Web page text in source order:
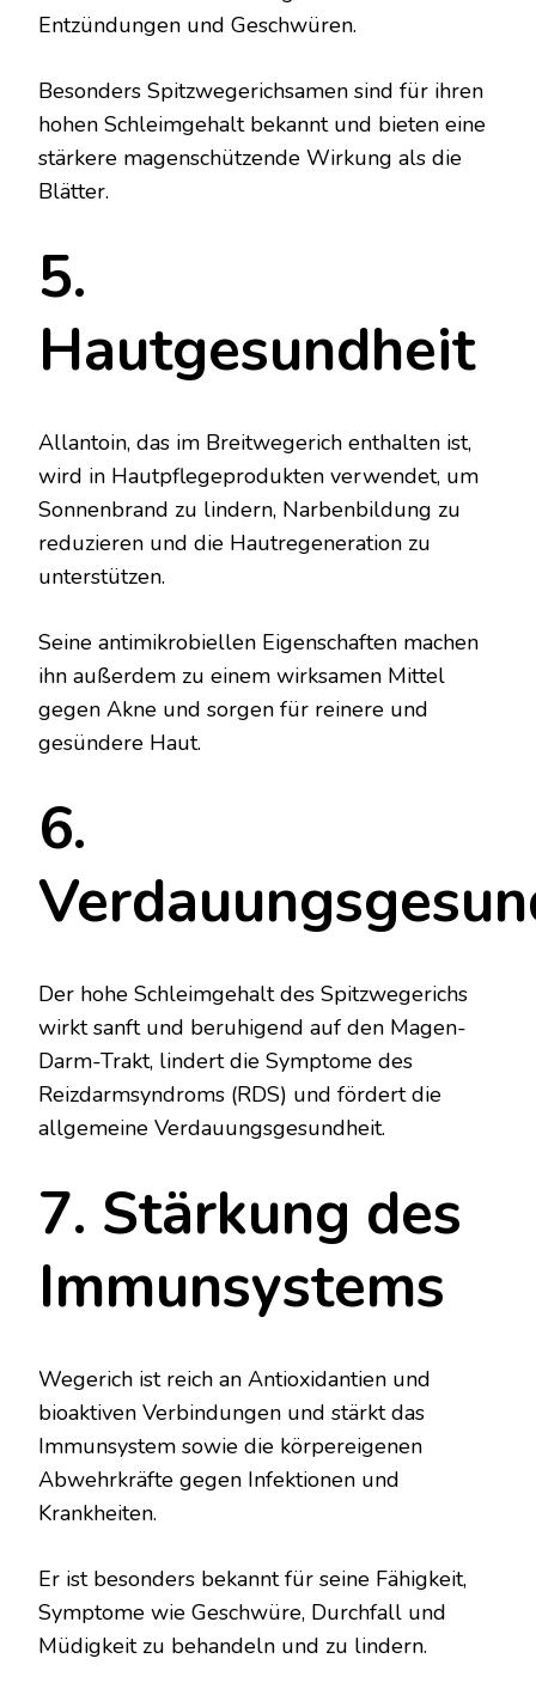
Entzündungen und Geschwüren.
Besonders Spitzwegerichsamen sind für ihren
hohen Schleimgehalt bekannt und bieten eine
stärkere magenschützende Wirkung als die
Blätter.
5.
Hautgesundheit
Allantoin, das im Breitwegerich enthalten ist,
wird in Hautpflegeprodukten verwendet, um
Sonnenbrand zu lindern, Narbenbildung zu
reduzieren und die Hautregeneration zu
unterstützen.
Seine antimikrobiellen Eigenschaften machen
ihn außerdem zu einem wirksamen Mittel
gegen Akne und sorgen für reinere und
gesündere Haut.
6.
Der hohe Schleimgehalt des Spitzwegerichs
wirkt sanft und beruhigend auf den Magen-
Darm-Trakt, lindert die Symptome des
Reizdarmsyndroms (RDS) und fördert die
allgemeine Verdauungsgesundheit.
7. Stärkung des
Immunsystems
Wegerich ist reich an Antioxidantien und
bioaktiven Verbindungen und stärkt das
Immunsystem sowie die körpereigenen
Abwehrkräfte gegen Infektionen und
Krankheiten.
Er ist besonders bekannt für seine Fähigkeit,
Symptome wie Geschwüre, Durchfall und
Müdigkeit zu behandeln und zu lindern.